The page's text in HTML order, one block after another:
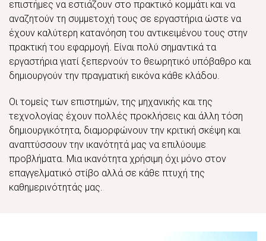
επιστήμες να εστιάζουν στο πρακτικό κομμάτι και να
αναζητούν τη συμμετοχή τους σε εργαστήρια ώστε να
έχουν καλύτερη κατανόηση του αντικειμένου τους στην
πρακτική του εφαρμογή. Είναι πολύ σημαντικά τα
εργαστήρια γιατί ξεπερνούν το θεωρητικό υπόβαθρο και
δημιουργούν την πραγματική εικόνα κάθε κλάδου.
Οι τομείς των επιστημών, της μηχανικής και της
τεχνολογίας έχουν πολλές προκλήσεις και άλλη τόση
δημιουργικότητα, διαμορφώνουν την κριτική σκέψη και
αναπτύσσουν την ικανότητά μας να επιλύουμε
προβλήματα. Μια ικανότητα χρήσιμη όχι μόνο στον
επαγγελματικό στίβο αλλά σε κάθε πτυχή της
καθημερινότητάς μας.